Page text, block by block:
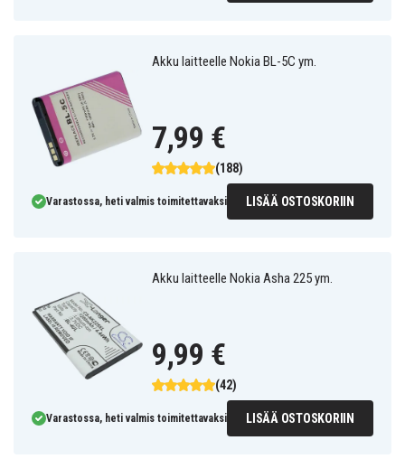
Akku laitteelle Nokia BL-5C ym.
(188)
7,99 €
Varastossa, heti valmis toimitettavaksi LISÄÄ OSTOSKORIIN
Akku laitteelle Nokia Asha 225 ym.
(42)
9,99 €
Varastossa, heti valmis toimitettavaksi LISÄÄ OSTOSKORIIN